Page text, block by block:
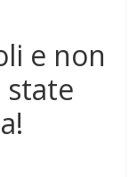
e non
state